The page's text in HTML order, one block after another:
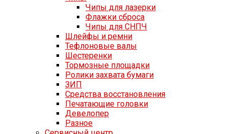
Чипы для лазерки
Флажки сброса
Чипы для СНПЧ
Шлейфы и ремни
Тефлоновые валы
Шестеренки
Тормозные площадки
Ролики захвата бумаги
ЗИП
Средства восстановления
Печатающие головки
Девелопер
Разное